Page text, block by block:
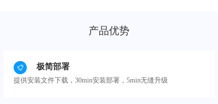
产品优势
极简部署
提供安装文件下载，30min安装部署，5min无缝升级